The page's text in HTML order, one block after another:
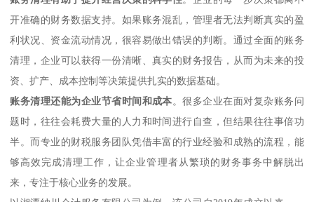
开准确的财务数据支持。如果账务混乱，管理者无法判断真实的盈
利状况、资金流动情况，很容易做出错误的判断。通过全面的账务
清理，企业可以获得一份清晰、真实的财务报告，从而为未来的投
资、扩产、成本控制等决策提供扎实的数据基础。
账务清理还能为企业节省时间和成本。很多企业在面对复杂账务问
题时，往往会耗费大量的人力和时间进行自查，但结果往往事倍功
半。而专业的财税服务团队凭借丰富的行业经验和成熟的流程，能
够高效完成清理工作，让企业管理者从繁琐的财务事务中解脱出
来，专注于核心业务的发展。